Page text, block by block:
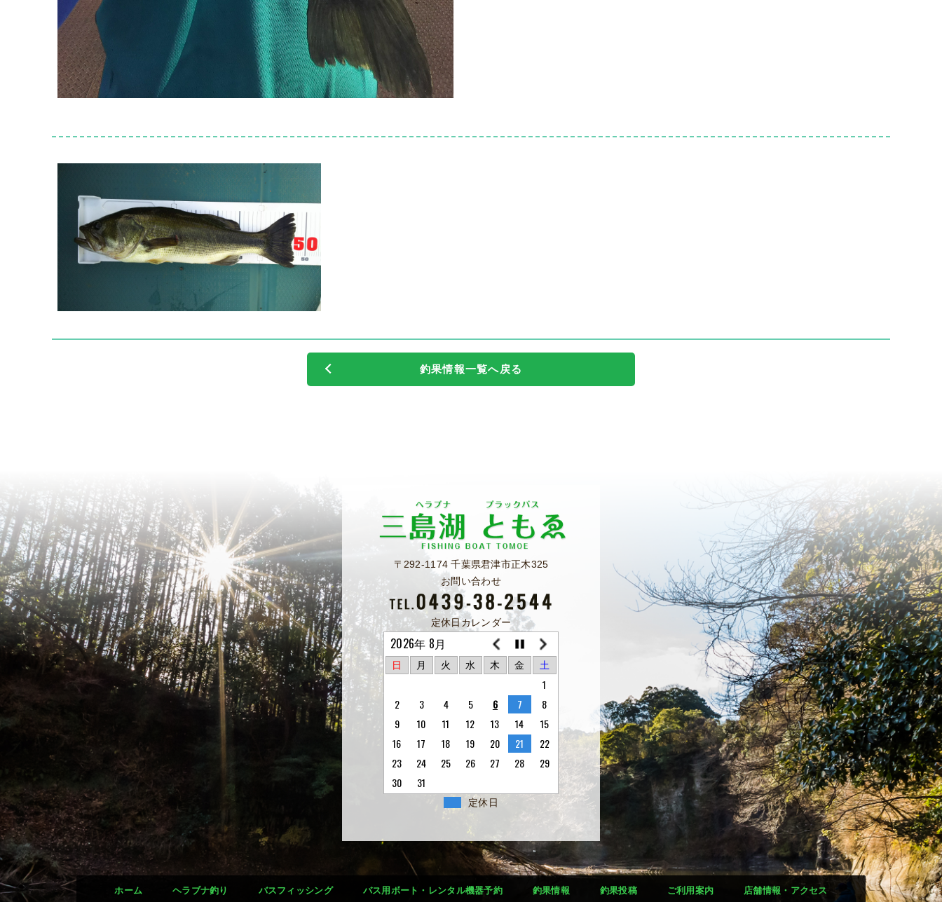
釣果情報一覧へ戻る
〒292-1174 千葉県君津市正木325
お問い合わせ
定休日カレンダー
2026年 8月
日 月 火 水 木 金 土
1
2
3 4 5 6 7
8
9
10 11 12 13 14
15
16
17 18 19 20 21
22
23
24 25 26 27 28
29
30
31
定休日
ホーム ヘラブナ釣り バスフィッシング バス用ボート・レンタル機器予約 釣果情報 釣果投稿 ご利用案内 店舗情報・アクセス